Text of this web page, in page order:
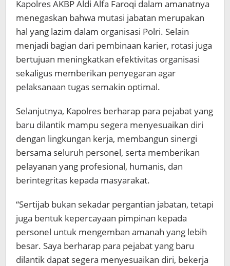
Kapolres AKBP Aldi Alfa Faroqi dalam amanatnya
menegaskan bahwa mutasi jabatan merupakan
hal yang lazim dalam organisasi Polri. Selain
menjadi bagian dari pembinaan karier, rotasi juga
bertujuan meningkatkan efektivitas organisasi
sekaligus memberikan penyegaran agar
pelaksanaan tugas semakin optimal.
Selanjutnya, Kapolres berharap para pejabat yang
baru dilantik mampu segera menyesuaikan diri
dengan lingkungan kerja, membangun sinergi
bersama seluruh personel, serta memberikan
pelayanan yang profesional, humanis, dan
berintegritas kepada masyarakat.
“Sertijab bukan sekadar pergantian jabatan, tetapi
juga bentuk kepercayaan pimpinan kepada
personel untuk mengemban amanah yang lebih
besar. Saya berharap para pejabat yang baru
dilantik dapat segera menyesuaikan diri, bekerja